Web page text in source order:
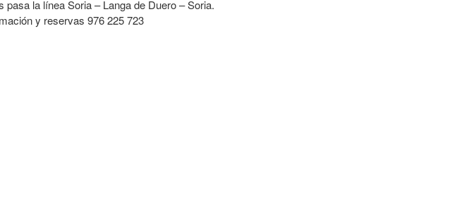
la línea Soria – Langa de Duero – Soria.
y reservas 976 225 723